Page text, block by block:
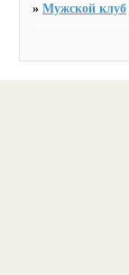
»Мужской клуб